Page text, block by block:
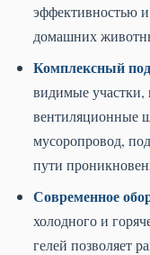
эффективностью
домашних
Комплексный
видимые участки,
вентиляционные
мусоропровод,
пути
Современное
холодного и
гелей позволяет